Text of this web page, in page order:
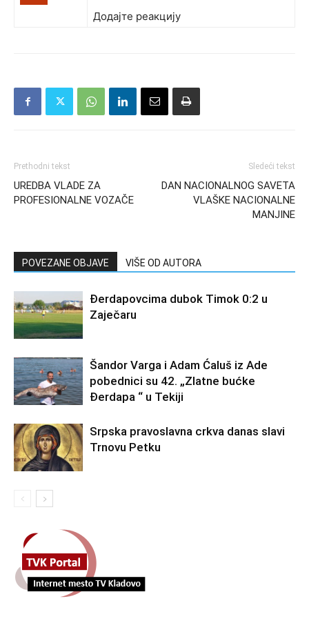
Додајте реакцију
Prethodni tekst
UREDBA VLADE ZA
PROFESIONALNE VOZAČE
Sledeći tekst
DAN NACIONALNOG SAVETA
VLAŠKE NACIONALNE
MANJINE
POVEZANE OBJAVE VIŠE OD AUTORA
Đerdapovcima dubok Timok 0:2 u
Zaječaru
Šandor Varga i Adam Ćaluš iz Ade
pobednici su 42. „Zlatne bućke
Đerdapa “ u Tekiji
Srpska pravoslavna crkva danas slavi
Trnovu Petku